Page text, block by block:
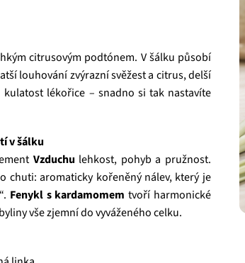
citrusovým podtónem. V šálku působí
louhování zvýrazní svěžest a citrus, delší
lékořice – snadno si tak nastavíte
v šálku
Vzduchu lehkost, pohyb a pružnost.
chuti: aromaticky kořeněný nálev, který je
Fenykl s kardamomem tvoří harmonické
vše zjemní do vyváženého celku.